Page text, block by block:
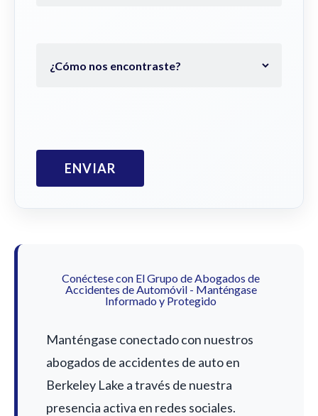
Conéctese con El Grupo de Abogados de
Accidentes de Automóvil - Manténgase
Informado y Protegido
Manténgase conectado con nuestros
abogados de accidentes de auto en
Berkeley Lake a través de nuestra
presencia activa en redes sociales.